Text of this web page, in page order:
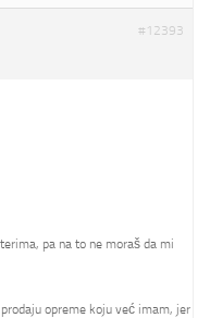
#12393
pa na to ne moraš da mi
opreme koju već imam, jer